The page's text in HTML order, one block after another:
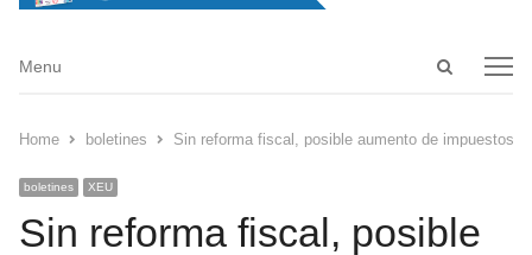
Open
Menu
Menu
Home boletines Sin reforma fiscal, posible aumento de impuestos
boletines XEU
Sin reforma fiscal, posible